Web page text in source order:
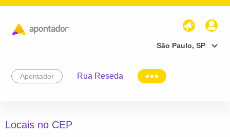
São Paulo, SP
Apontador Rua Reseda
Locais no CEP